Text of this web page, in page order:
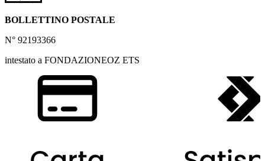
BOLLETTINO POSTALE
N° 92193366
intestato a FONDAZIONEOZ ETS